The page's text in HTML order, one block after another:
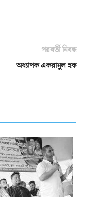
পরবর্তী নিবন্ধ
অধ্যাপক একরামুল হক